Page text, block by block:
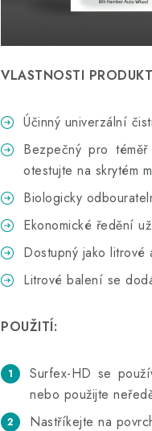
VLASTNOSTI
Účinný univerzální
Bezpečný pro
otestujte na skrytém
Biologicky
Ekonomické ředění
Dostupný jako
Litrové balení se
POUŽITÍ:
Surfex-HD se
nebo použijte
Nastříkejte na